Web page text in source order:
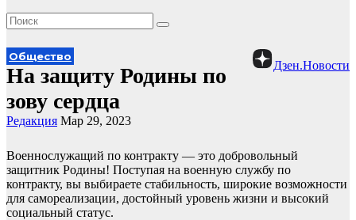
Дзен.Новости
Общество
На защиту Родины по
зову сердца
Редакция Мар 29, 2023
Военнослужащий по контракту — это добровольный
защитник Родины! Поступая на военную службу по
контракту, вы выбираете стабильность, широкие возможности
для самореализации, достойный уровень жизни и высокий
социальный статус.